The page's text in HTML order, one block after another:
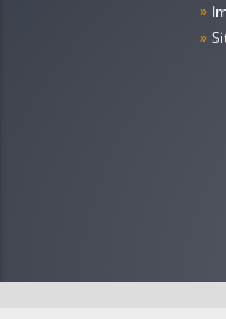
»
»